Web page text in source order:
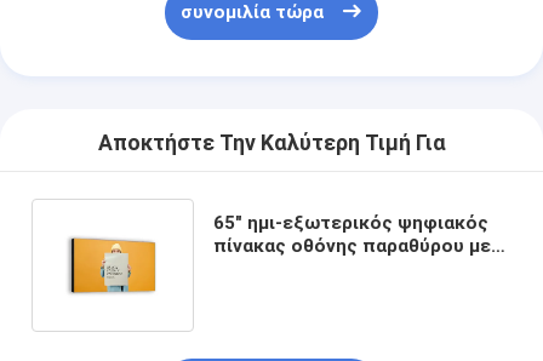
συνομιλία τώρα
Αποκτήστε Την Καλύτερη Τιμή Για
65" ημι-εξωτερικός ψηφιακός
πίνακας οθόνης παραθύρου με